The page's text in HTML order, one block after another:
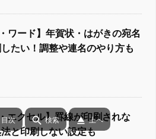
ワード】年賀状・はがきの宛名
たい！調整や連名のやり方も
エクセル】罫線が印刷されな
と印刷しない設定も
目次  検索  上へ